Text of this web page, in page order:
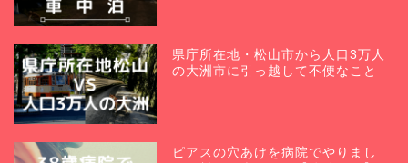
県庁所在地・松山市から人口3万人
の大洲市に引っ越して不便なこと
ピアスの穴あけを病院でやりまし